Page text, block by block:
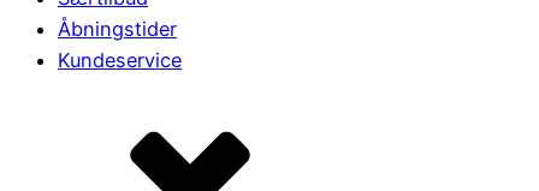
Åbningstider
Kundeservice